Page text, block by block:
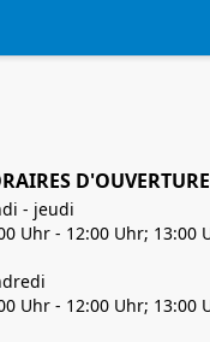
D'OUVERTURE
- jeudi
Uhr - 12:00 Uhr; 13:00
Uhr - 12:00 Uhr; 13:00